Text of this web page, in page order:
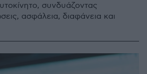
συνδυάζοντας
ασφάλεια, διαφάνεια και